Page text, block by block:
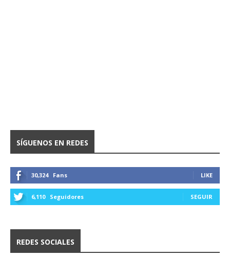
SÍGUENOS EN REDES
30,324 Fans LIKE
6,110 Seguidores SEGUIR
REDES SOCIALES